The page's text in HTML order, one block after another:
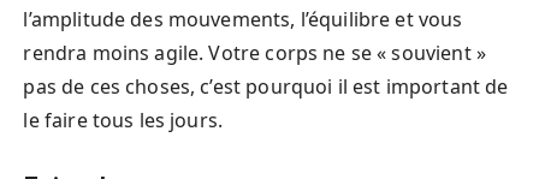
l’amplitude des mouvements, l’équilibre et vous
rendra moins agile. Votre corps ne se « souvient »
pas de ces choses, c’est pourquoi il est important de
le faire tous les jours.